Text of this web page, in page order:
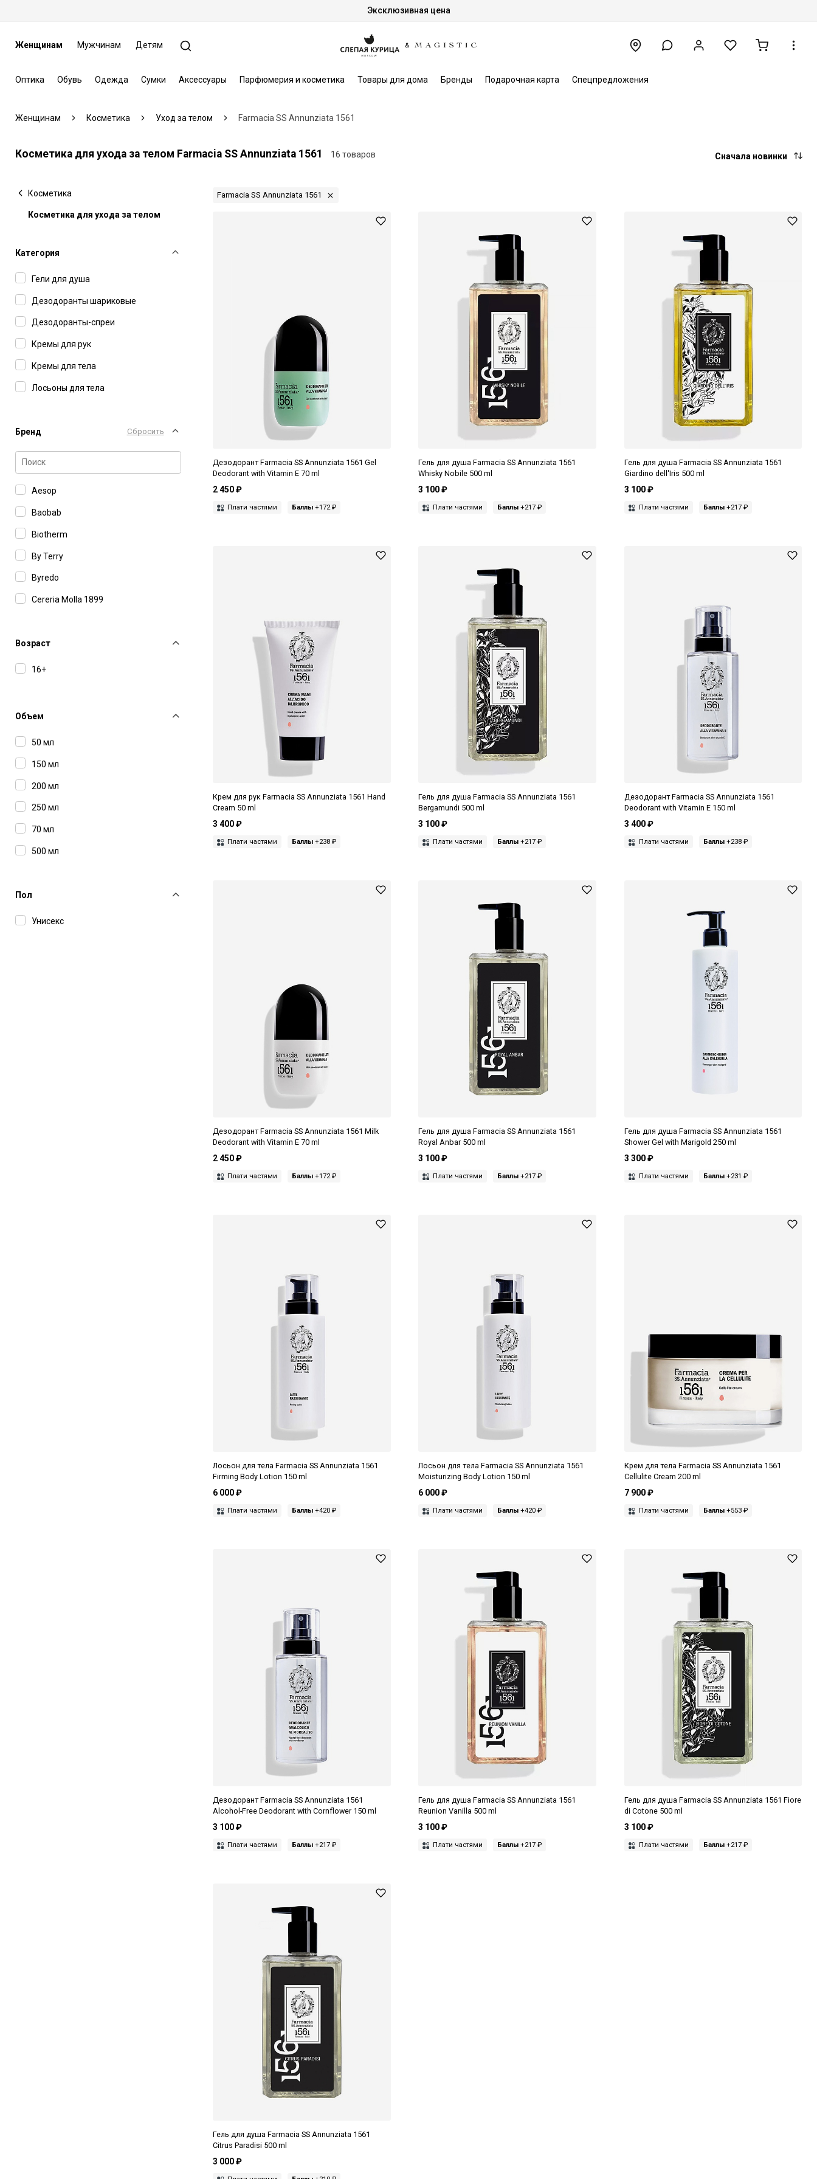
Эксклюзивная цена
Женщинам Мужчинам Детям
Оптика Обувь Одежда Сумки Аксессуары Парфюмерия и косметика Товары для дома Бренды Подарочная карта Спецпредложения
Женщинам Косметика Уход за телом Farmacia SS Annunziata 1561
Косметика для ухода за телом Farmacia SS Annunziata 1561 16 товаров Сначала новинки
Косметика
Косметика для ухода за телом
Категория
Гели для душа
Дезодоранты шариковые
Дезодоранты-спреи
Кремы для рук
Кремы для тела
Лосьоны для тела
Бренд Сбросить
Aesop
Baobab
Biotherm
By Terry
Byredo
Cereria Molla 1899
Farmacia SS Annunziata 1561
Matiere Premiere
Возраст
16+
Объем
50 мл
150 мл
200 мл
250 мл
70 мл
500 мл
Пол
Унисекс
Farmacia SS Annunziata 1561
Дезодорант Farmacia SS Annunziata 1561 Gel
Deodorant with Vitamin E 70 ml
2 450 ₽
Плати частями Баллы +172 ₽
Гель для душа Farmacia SS Annunziata 1561
Whisky Nobile 500 ml
3 100 ₽
Плати частями Баллы +217 ₽
Гель для душа Farmacia SS Annunziata 1561
Giardino dell'Iris 500 ml
3 100 ₽
Плати частями Баллы+217 ₽
Крем для рук Farmacia SS Annunziata 1561 Hand
Cream 50 ml
3 400 ₽
Плати частями Баллы +238 ₽
Гель для душа Farmacia SS Annunziata 1561
Bergamundi 500 ml
3 100 ₽
Плати частями Баллы +217 ₽
Дезодорант Farmacia SS Annunziata 1561
Deodorant with Vitamin E 150 ml
3 400 ₽
Плати частями Баллы+238 ₽
Дезодорант Farmacia SS Annunziata 1561 Milk
Deodorant with Vitamin E 70 ml
2 450 ₽
Плати частями Баллы +172 ₽
Гель для душа Farmacia SS Annunziata 1561
Royal Anbar 500 ml
3 100 ₽
Плати частями Баллы +217 ₽
Гель для душа Farmacia SS Annunziata 1561
Shower Gel with Marigold 250 ml
3 300 ₽
Плати частями Баллы+231 ₽
Лосьон для тела Farmacia SS Annunziata 1561
Firming Body Lotion 150 ml
6 000 ₽
Плати частями Баллы +420 ₽
Лосьон для тела Farmacia SS Annunziata 1561
Moisturizing Body Lotion 150 ml
6 000 ₽
Плати частями Баллы +420 ₽
Крем для тела Farmacia SS Annunziata 1561
Cellulite Cream 200 ml
7 900 ₽
Плати частями Баллы+553 ₽
Дезодорант Farmacia SS Annunziata 1561
Alcohol-Free Deodorant with Cornflower 150 ml
3 100 ₽
Плати частями Баллы +217 ₽
Гель для душа Farmacia SS Annunziata 1561
Reunion Vanilla 500 ml
3 100 ₽
Плати частями Баллы +217 ₽
Гель для душа Farmacia SS Annunziata 1561 Fiore
di Cotone 500 ml
3 100 ₽
Плати частями Баллы+217 ₽
Гель для душа Farmacia SS Annunziata 1561
Citrus Paradisi 500 ml
3 000 ₽